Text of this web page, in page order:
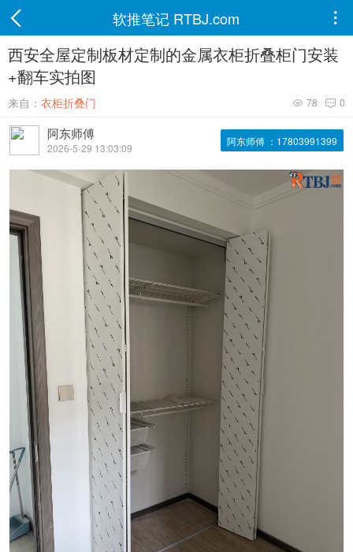
软推笔记 RTBJ.com 
西安全屋定制板材定制的金属衣柜折叠柜门安装
+翻车实拍图
来自： 衣柜折叠门  0
 78
阿东师傅
2026-5-29 13:03:09
阿东师傅 ：17803991399